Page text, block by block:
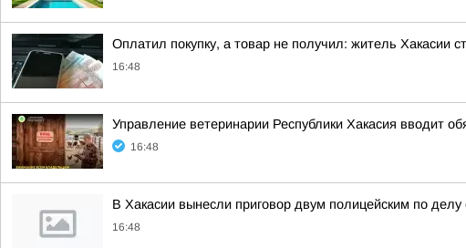
Оплатил покупку, а товар не получил: житель Хакасии
16:48
Управление ветеринарии Республики Хакасия вводит
16:48
В Хакасии вынесли приговор двум полицейским по
16:48